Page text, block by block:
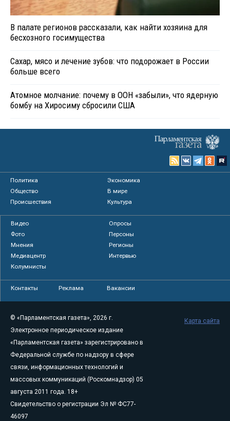
В палате регионов рассказали, как найти хозяина для
бесхозного госимущества
Сахар, мясо и лечение зубов: что подорожает в России
больше всего
Атомное молчание: почему в ООН «забыли», что ядерную
бомбу на Хиросиму сбросили США
Политика
Экономика
Общество
В мире
Происшествия
Культура
Видео
Опросы
Фото
Персоны
Мнения
Регионы
Медиацентр
Интервью
Колумнисты
Контакты Реклама Вакансии
© «Парламентская газета», 2026 г.
Электронное периодическое издание
«Парламентская газета» зарегистрировано в
Федеральной службе по надзору в сфере
связи, информационных технологий и
массовых коммуникаций (Роскомнадзор) 05
августа 2011 года. 18+
Свидетельство о регистрации Эл № ФС77-
46097
Карта сайта